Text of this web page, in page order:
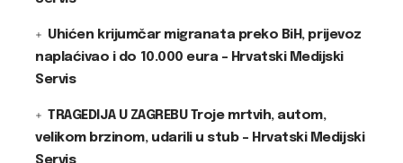
Uhićen krijumčar migranata preko BiH, prijevoz
naplaćivao i do 10.000 eura – Hrvatski Medijski
Servis
TRAGEDIJA U ZAGREBU Troje mrtvih, autom,
velikom brzinom, udarili u stub – Hrvatski Medijski